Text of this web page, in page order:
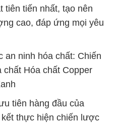
tiến nhất, tạo nên
cao, đáp ứng mọi yêu
ninh hóa chất: Chiến
chất Hóa chất Copper
tiên hàng đầu của
thực hiện chiến lược